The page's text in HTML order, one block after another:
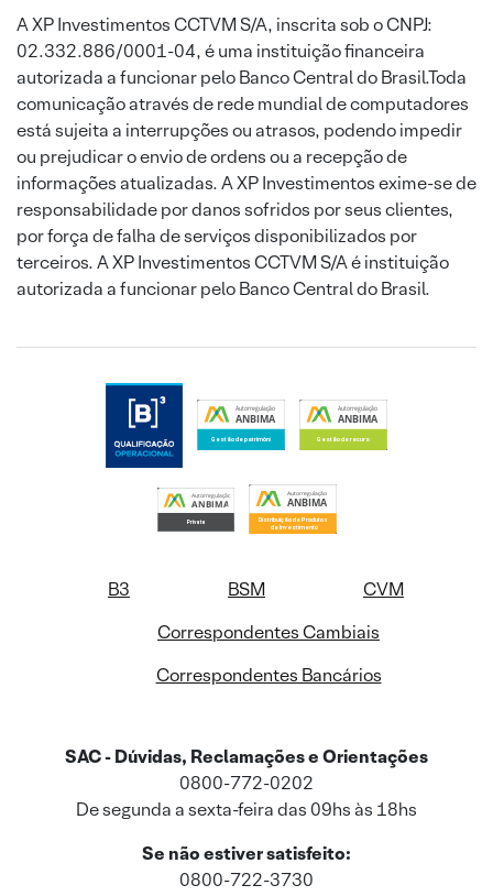
A XP Investimentos CCTVM S/A, inscrita sob o CNPJ:
02.332.886/0001-04, é uma instituição financeira
autorizada a funcionar pelo Banco Central do Brasil.Toda
comunicação através de rede mundial de computadores
está sujeita a interrupções ou atrasos, podendo impedir
ou prejudicar o envio de ordens ou a recepção de
informações atualizadas. A XP Investimentos exime-se de
responsabilidade por danos sofridos por seus clientes,
por força de falha de serviços disponibilizados por
terceiros. A XP Investimentos CCTVM S/A é instituição
autorizada a funcionar pelo Banco Central do Brasil.
B3 BSM
CVM
Correspondentes Cambiais
Correspondentes Bancários
SAC - Dúvidas, Reclamações e Orientações
0800-772-0202
De segunda a sexta-feira das 09hs às 18hs
Se não estiver satisfeito:
0800-722-3730